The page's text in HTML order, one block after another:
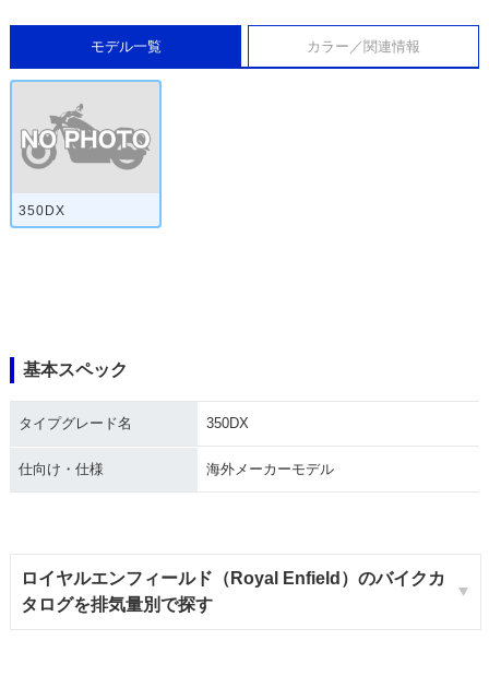
モデル一覧 カラー／関連情報
350DX
基本スペック
タイプグレード名 350DX
仕向け・仕様 海外メーカーモデル
ロイヤルエンフィールド（Royal Enfield）のバイクカ
タログを排気量別で探す